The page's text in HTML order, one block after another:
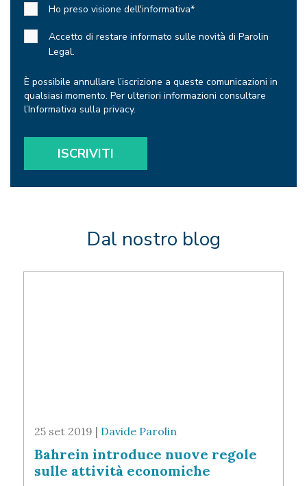
Ho preso visione dell'informativa*
Accetto di restare informato sulle novità di Parolin
Legal.
È possibile annullare l’iscrizione a queste comunicazioni in
qualsiasi momento. Per ulteriori informazioni consultare
l’Informativa sulla privacy.
Dal nostro blog
25 set 2019 | Davide Parolin
Bahrein introduce nuove regole
sulle attività economiche